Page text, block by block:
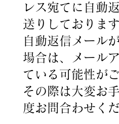
レス宛てに自動
送りしております
自動返信メール
場合は、メール
ている可能性が
その際は大変お
度お問合わせく